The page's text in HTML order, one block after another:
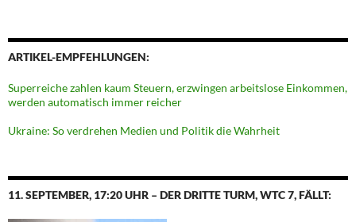
ARTIKEL-EMPFEHLUNGEN:
Superreiche zahlen kaum Steuern, erzwingen arbeitslose Einkommen,
werden automatisch immer reicher
Ukraine: So verdrehen Medien und Politik die Wahrheit
11. SEPTEMBER, 17:20 UHR – DER DRITTE TURM, WTC 7, FÄLLT: